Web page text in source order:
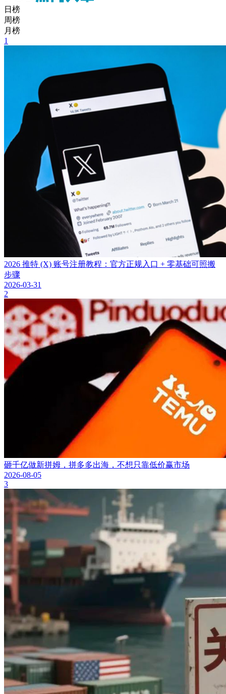
日榜
周榜
月榜
1
2026 推特 (X) 账号注册教程：官方正规入口 + 零基础可照搬
步骤
2026-03-31
2
砸千亿做新拼姆，拼多多出海，不想只靠低价赢市场
2026-08-05
3